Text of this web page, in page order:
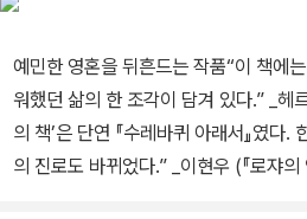
다워』 등을 발표하며 입지를 탄탄하게
이 발발했을 때 ‘독일포로구호’에서 일
위한 잡지를 발행하는 한편, 정치적 논
쟁의 비인간성을 규탄했다. 이런 활동
예민한 영혼을 뒤흔드는 작품“이 책에
워했던 삶의 한 조각이 담겨 있다.” _헤
의 책’은 단연 『수레바퀴 아래서』였다
의 진로도 바뀌었다.” _이현우 (『로쟈의